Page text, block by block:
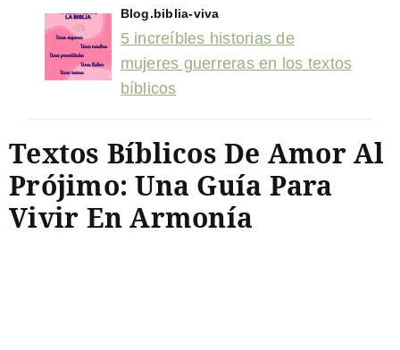
Blog.biblia-viva
5 increíbles historias de
mujeres guerreras en los textos
bíblicos
Textos Bíblicos De Amor Al
Prójimo: Una Guía Para
Vivir En Armonía